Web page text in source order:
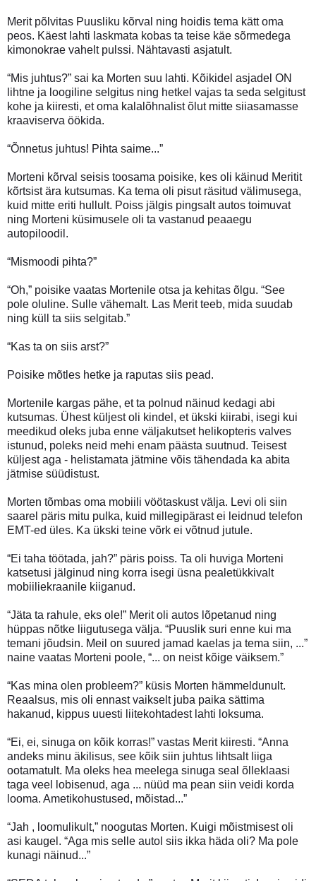
Merit põlvitas Puusliku kõrval ning hoidis tema kätt oma
peos. Käest lahti laskmata kobas ta teise käe sõrmedega
kimonokrae vahelt pulssi. Nähtavasti asjatult.
“Mis juhtus?” sai ka Morten suu lahti. Kõikidel asjadel ON
lihtne ja loogiline selgitus ning hetkel vajas ta seda selgitust
kohe ja kiiresti, et oma kalalõhnalist õlut mitte siiasamasse
kraaviserva öökida.
“Õnnetus juhtus! Pihta saime...”
Morteni kõrval seisis toosama poisike, kes oli käinud Meritit
kõrtsist ära kutsumas. Ka tema oli pisut räsitud välimusega,
kuid mitte eriti hullult. Poiss jälgis pingsalt autos toimuvat
ning Morteni küsimusele oli ta vastanud peaaegu
autopiloodil.
“Mismoodi pihta?”
“Oh,” poisike vaatas Mortenile otsa ja kehitas õlgu. “See
pole oluline. Sulle vähemalt. Las Merit teeb, mida suudab
ning küll ta siis selgitab.”
“Kas ta on siis arst?”
Poisike mõtles hetke ja raputas siis pead.
Mortenile kargas pähe, et ta polnud näinud kedagi abi
kutsumas. Ühest küljest oli kindel, et ükski kiirabi, isegi kui
meedikud oleks juba enne väljakutset helikopteris valves
istunud, poleks neid mehi enam päästa suutnud. Teisest
küljest aga - helistamata jätmine võis tähendada ka abita
jätmise süüdistust.
Morten tõmbas oma mobiili vöötaskust välja. Levi oli siin
saarel päris mitu pulka, kuid millegipärast ei leidnud telefon
EMT-ed üles. Ka ükski teine võrk ei võtnud jutule.
“Ei taha töötada, jah?” päris poiss. Ta oli huviga Morteni
katsetusi jälginud ning korra isegi üsna pealetükkivalt
mobiiliekraanile kiiganud.
“Jäta ta rahule, eks ole!” Merit oli autos lõpetanud ning
hüppas nõtke liigutusega välja. “Puuslik suri enne kui ma
temani jõudsin. Meil on suured jamad kaelas ja tema siin, ...”
naine vaatas Morteni poole, “... on neist kõige väiksem.”
“Kas mina olen probleem?” küsis Morten hämmeldunult.
Reaalsus, mis oli ennast vaikselt juba paika sättima
hakanud, kippus uuesti liitekohtadest lahti loksuma.
“Ei, ei, sinuga on kõik korras!” vastas Merit kiiresti. “Anna
andeks minu äkilisus, see kõik siin juhtus lihtsalt liiga
ootamatult. Ma oleks hea meelega sinuga seal õlleklaasi
taga veel lobisenud, aga ... nüüd ma pean siin veidi korda
looma. Ametikohustused, mõistad...”
“Jah , loomulikult,” noogutas Morten. Kuigi mõistmisest oli
asi kaugel. “Aga mis selle autol siis ikka häda oli? Ma pole
kunagi näinud...”